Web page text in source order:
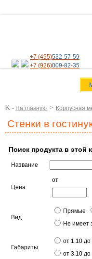
+7 (495)532-57-59
+7 (926)009-82-35
K - На главную > Корпусная
Стенки в
Поиск продукта в этой
Название
Цена
от
Вид
Прямые
Не имеет
Габариты
от 1.10
от 3.10